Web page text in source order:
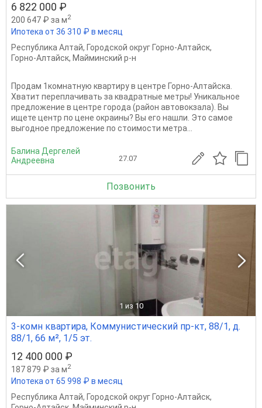
6 822 000 ₽
200 647 ₽ за м2
Ипотека от 36 310 ₽ в месяц
Республика Алтай, Городской округ Горно-Алтайск,
Горно-Алтайск, Майминский р-н
Продам 1комнатную квартиру в центре Горно-Алтайска.
Хватит переплачивать за квадратные метры! Уникальное
предложение в центре города (район автовокзала). Вы
ищете центр по цене окраины? Вы его нашли. Это самое
выгодное предложение по стоимости метра...
Балина Дергелей
Андреевна
27.07
Позвонить
1 из 10
3-комн квартира, Коммунистический пр-кт, 88/1, д.
88/1, 66 м², 1/5 эт.
12 400 000 ₽
187 879 ₽ за м2
Ипотека от 65 998 ₽ в месяц
Республика Алтай, Городской округ Горно-Алтайск,